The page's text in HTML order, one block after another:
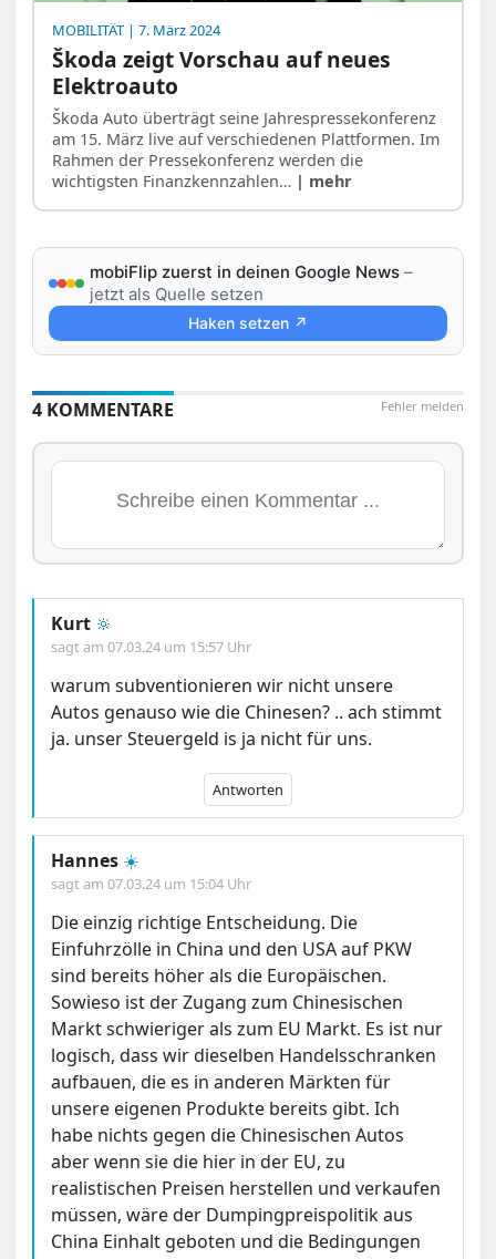
MOBILITÄT | 7. März 2024
Škoda zeigt Vorschau auf neues
Elektroauto
Škoda Auto überträgt seine Jahrespressekonferenz
am 15. März live auf verschiedenen Plattformen. Im
Rahmen der Pressekonferenz werden die
wichtigsten Finanzkennzahlen… | mehr
mobiFlip zuerst in deinen Google News –
jetzt als Quelle setzen
Haken setzen ↗
Fehler melden
4 KOMMENTARE
Kurt 🔆
sagt am07.03.24 um 15:57 Uhr
warum subventionieren wir nicht unsere
Autos genauso wie die Chinesen? .. ach stimmt
ja. unser Steuergeld is ja nicht für uns.
Antworten
Hannes ☀️
sagt am07.03.24 um 15:04 Uhr
Die einzig richtige Entscheidung. Die
Einfuhrzölle in China und den USA auf PKW
sind bereits höher als die Europäischen.
Sowieso ist der Zugang zum Chinesischen
Markt schwieriger als zum EU Markt. Es ist nur
logisch, dass wir dieselben Handelsschranken
aufbauen, die es in anderen Märkten für
unsere eigenen Produkte bereits gibt. Ich
habe nichts gegen die Chinesischen Autos
aber wenn sie die hier in der EU, zu
realistischen Preisen herstellen und verkaufen
müssen, wäre der Dumpingpreispolitik aus
China Einhalt geboten und die Bedingungen